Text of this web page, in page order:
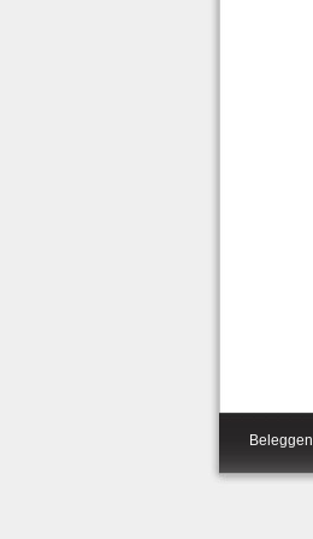
Beleggen